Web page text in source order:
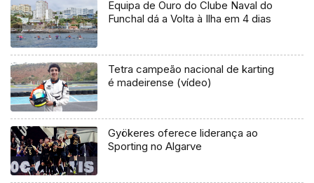
Equipa de Ouro do Clube Naval do
Funchal dá a Volta à Ilha em 4 dias
Tetra campeão nacional de karting
é madeirense (vídeo)
Gyökeres oferece liderança ao
Sporting no Algarve